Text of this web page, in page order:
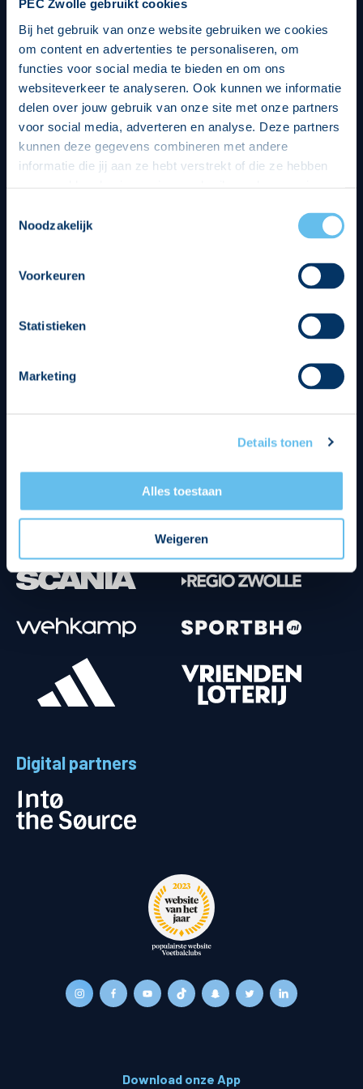
PEC Zwolle gebruikt cookies
Bij het gebruik van onze website gebruiken we cookies
om content en advertenties te personaliseren, om
functies voor social media te bieden en om ons
websiteverkeer te analyseren. Ook kunnen we informatie
delen over jouw gebruik van onze site met onze partners
voor social media, adverteren en analyse. Deze partners
kunnen deze gegevens combineren met andere
informatie die jij aan ze hebt verstrekt of die ze hebben
op een veilige en integere wijze. Je kunt je toestemming
beheren op de privacy- en cookieverklaring pagina.
Noodzakelijk
Voorkeuren
Statistieken
Marketing
Details tonen
Alles toestaan
Weigeren
Digital partners
Download onze App